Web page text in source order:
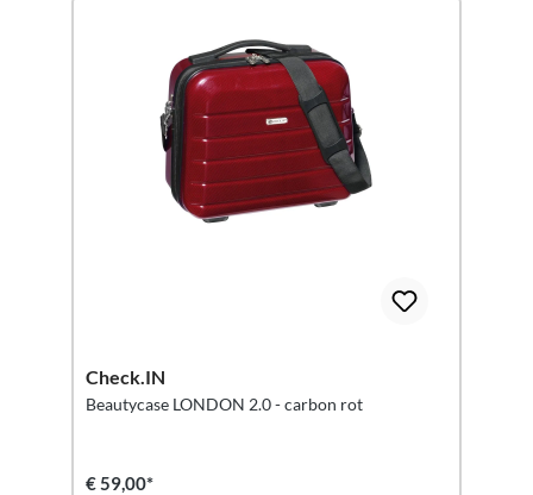
Check.IN
Beautycase LONDON 2.0 - carbon rot
€ 59,00*